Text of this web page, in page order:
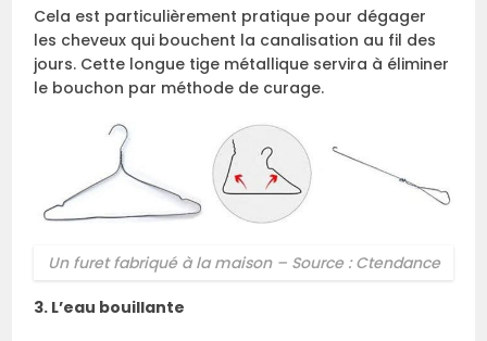
Cela est particulièrement pratique pour dégager
les cheveux qui bouchent la canalisation au fil des
jours. Cette longue tige métallique servira à éliminer
le bouchon par méthode de curage.
Un furet fabriqué à la maison – Source : Ctendance
3. L’eau bouillante